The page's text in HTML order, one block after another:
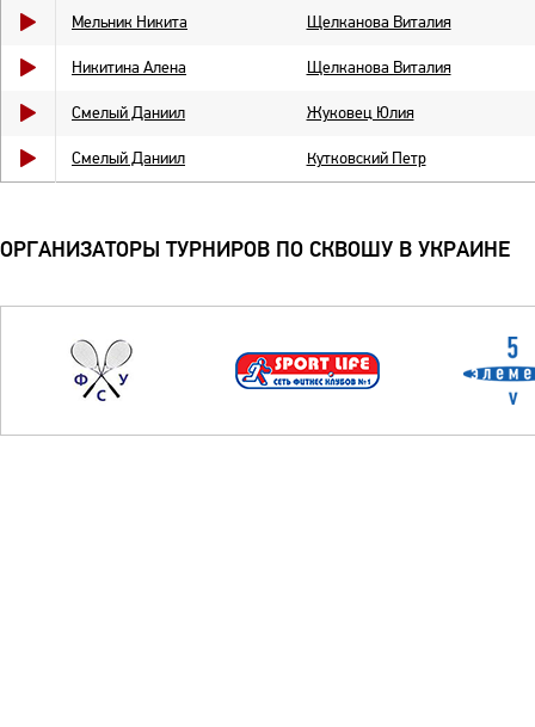
Мельник Никита Щелканова Виталия
Никитина Алена Щелканова Виталия
Смелый Даниил Жуковец Юлия
Смелый Даниил Кутковский Петр
ОРГАНИЗАТОРЫ ТУРНИРОВ ПО СКВОШУ В УКРАИНЕ